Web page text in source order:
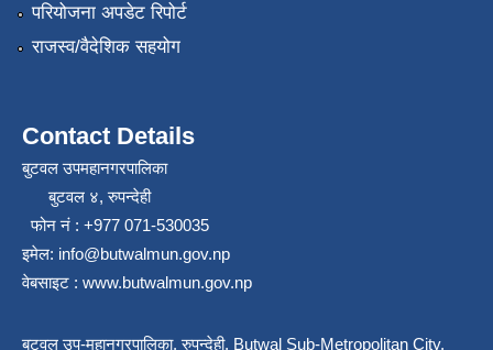
परियोजना अपडेट रिपोर्ट
राजस्व/वैदेशिक सहयोग
Contact Details
बुटवल उपमहानगरपालिका
बुटवल ४, रुपन्देही
फोन नं : +977 071-530035
इमेल: info@butwalmun.gov.np
वेबसाइट : www.butwalmun.gov.np
बुटवल उप-महानगरपालिका, रुपन्देही, Butwal Sub-Metropolitan City,